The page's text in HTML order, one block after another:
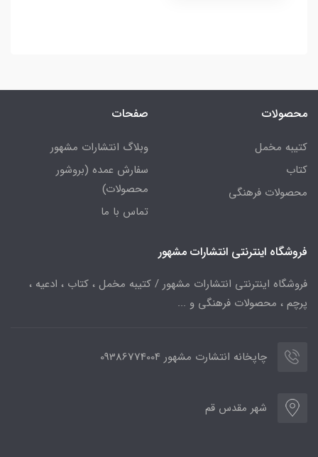
محصولات
کتیبه مخمل
کتاب
محصولات فرهنگی
صفحات
وبلاگ انتشارات مشهور
سفارش عمده (بروشور
محصولات)
تماس با ما
فروشگاه اینترنتی انتشارات مشهور
فروشگاه اینترنتی انتشارات مشهور / کتیبه مخمل ، کتاب ، ادعیه ،
پرچم ، محصولات فرهنگی و ...
چاپخانه انتشارت مشهور 09386774004
شهر مقدس قم